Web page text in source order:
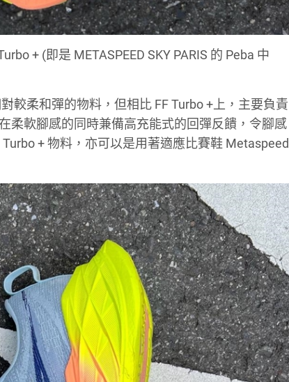
+ (即是 METASPEED SKY PARIS 的 Peba 中
較柔和彈的物料，但相比 FF Turbo +上，主要負責
柔軟腳感的同時兼備高充能式的回彈反饋，令腳感
+ 物料，亦可以是用著適應比賽鞋 Metaspeed